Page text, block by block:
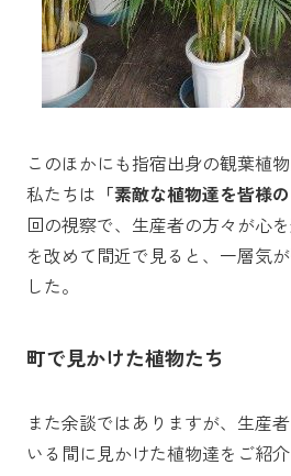
このほかにも指宿出身の観葉植
私たちは 「素敵な植物達を皆様
回の視察で、生産者の方々が心
を改めて間近で見ると、一層気
した。
町で見かけた植物たち
また余談ではありますが、生産
いる間に見かけた植物達をご紹介